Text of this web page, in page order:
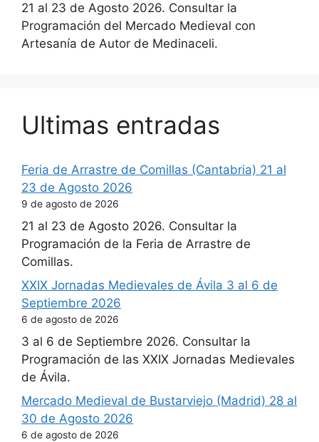
21 al 23 de Agosto 2026. Consultar la
Programación del Mercado Medieval con
Artesanía de Autor de Medinaceli.
Ultimas entradas
Feria de Arrastre de Comillas (Cantabria) 21 al
23 de Agosto 2026
9 de agosto de 2026
21 al 23 de Agosto 2026. Consultar la
Programación de la Feria de Arrastre de
Comillas.
XXIX Jornadas Medievales de Ávila 3 al 6 de
Septiembre 2026
6 de agosto de 2026
3 al 6 de Septiembre 2026. Consultar la
Programación de las XXIX Jornadas Medievales
de Ávila.
Mercado Medieval de Bustarviejo (Madrid) 28 al
30 de Agosto 2026
6 de agosto de 2026